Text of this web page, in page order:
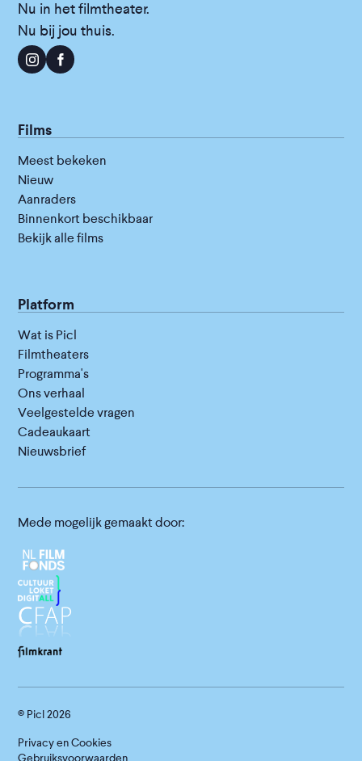
Nu in het filmtheater.
Nu bij jou thuis.
Films
Meest bekeken
Nieuw
Aanraders
Binnenkort beschikbaar
Bekijk alle films
Platform
Wat is Picl
Filmtheaters
Programma's
Ons verhaal
Veelgestelde vragen
Cadeaukaart
Nieuwsbrief
Mede mogelijk gemaakt door:
© Picl2026
Privacy en Cookies
Gebruiksvoorwaarden